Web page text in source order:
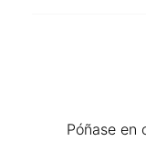
Póñase en